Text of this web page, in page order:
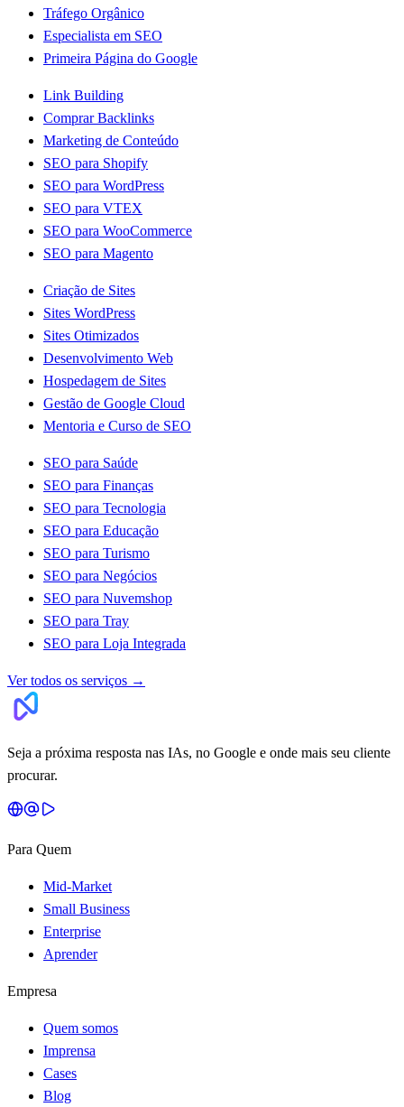
Tráfego Orgânico
Especialista em SEO
Primeira Página do Google
Link Building
Comprar Backlinks
Marketing de Conteúdo
SEO para Shopify
SEO para WordPress
SEO para VTEX
SEO para WooCommerce
SEO para Magento
Criação de Sites
Sites WordPress
Sites Otimizados
Desenvolvimento Web
Hospedagem de Sites
Gestão de Google Cloud
Mentoria e Curso de SEO
SEO para Saúde
SEO para Finanças
SEO para Tecnologia
SEO para Educação
SEO para Turismo
SEO para Negócios
SEO para Nuvemshop
SEO para Tray
SEO para Loja Integrada
Ver todos os serviços →
Seja a próxima resposta nas IAs, no Google e onde mais seu cliente
procurar.
Para Quem
Mid-Market
Small Business
Enterprise
Aprender
Empresa
Quem somos
Imprensa
Cases
Blog